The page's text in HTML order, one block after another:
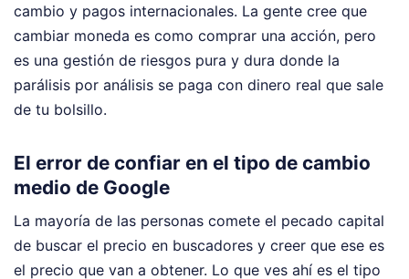
cambio y pagos internacionales. La gente cree que
cambiar moneda es como comprar una acción, pero
es una gestión de riesgos pura y dura donde la
parálisis por análisis se paga con dinero real que sale
de tu bolsillo.
El error de confiar en el tipo de cambio
medio de Google
La mayoría de las personas comete el pecado capital
de buscar el precio en buscadores y creer que ese es
el precio que van a obtener. Lo que ves ahí es el tipo